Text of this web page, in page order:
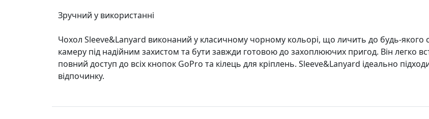
Зручний у використанні
Чохол Sleeve&Lanyard виконаний у класичному чорному кольорі, що личить до будь-якого
камеру під надійним захистом та бути завжди готовою до захоплюючих пригод. Він легко
повний доступ до всіх кнопок GoPro та кілець для кріплень. Sleeve&Lanyard ідеально
відпочинку.